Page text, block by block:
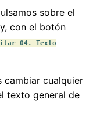
sobre el
con el botón
04. Texto
cambiar cualquier
texto general de